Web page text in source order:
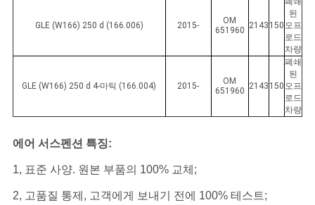
GLE (W166) 250 d (166.006) 2015-
OM
651960 2143 150
된
오프
로드
차량
GLE (W166) 250 d 4-마틱 (166.004) 2015-
OM
651960 2143 150
폐쇄
된
오프
로드
차량
에어 서스펜션 특징:
1, 표준 사양. 원본 부품의 100% 교체;
2, 고품질 통제, 고객에게 보내기 전에 100% 테스트;